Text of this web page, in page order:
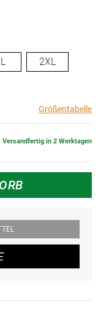
2XL
Größentabelle
Versandfertig in 2 Werktagen